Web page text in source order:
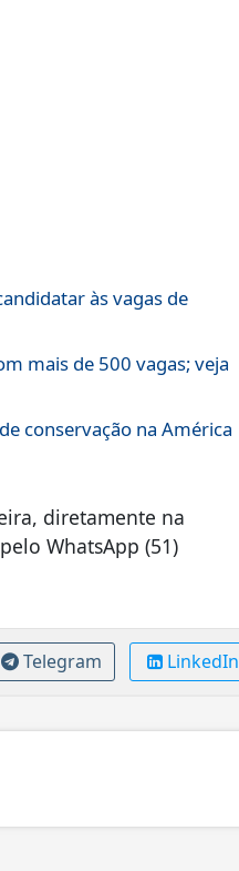
às vagas de
mais de 500 vagas; veja
conservação na América
diretamente na
WhatsApp (51)
Telegram LinkedIn